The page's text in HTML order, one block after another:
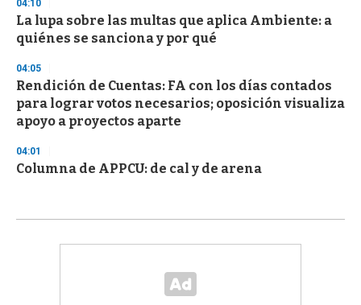
04:10
La lupa sobre las multas que aplica Ambiente: a
quiénes se sanciona y por qué
04:05
Rendición de Cuentas: FA con los días contados
para lograr votos necesarios; oposición visualiza
apoyo a proyectos aparte
04:01
Columna de APPCU: de cal y de arena